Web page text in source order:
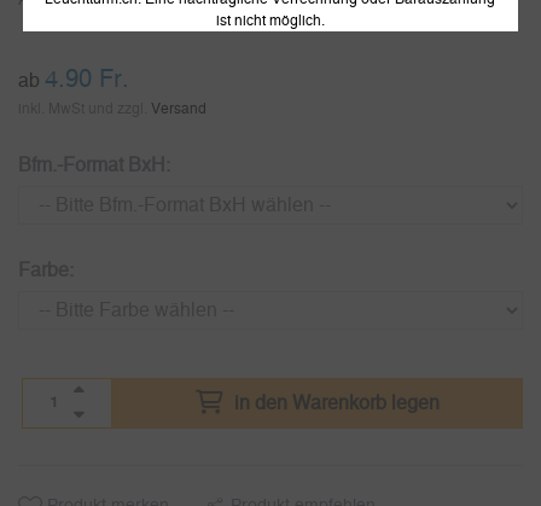
ab 4.90 Fr.
Versand
in den Warenkorb legen
ist nicht möglich.